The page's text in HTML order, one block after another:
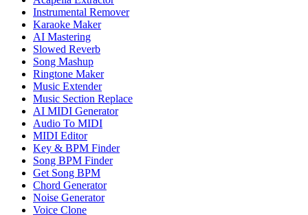
Instrumental Remover
Karaoke Maker
AI Mastering
Slowed Reverb
Song Mashup
Ringtone Maker
Music Extender
Music Section Replace
AI MIDI Generator
Audio To MIDI
MIDI Editor
Key & BPM Finder
Song BPM Finder
Get Song BPM
Chord Generator
Noise Generator
Voice Clone